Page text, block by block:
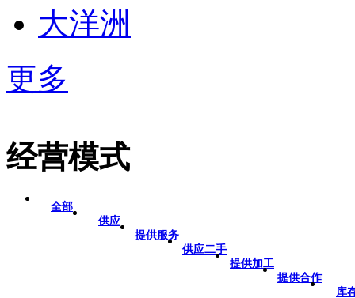
大洋洲
更多
经营模式
全部
供应
提供服务
供应二手
提供加工
提供合作
库